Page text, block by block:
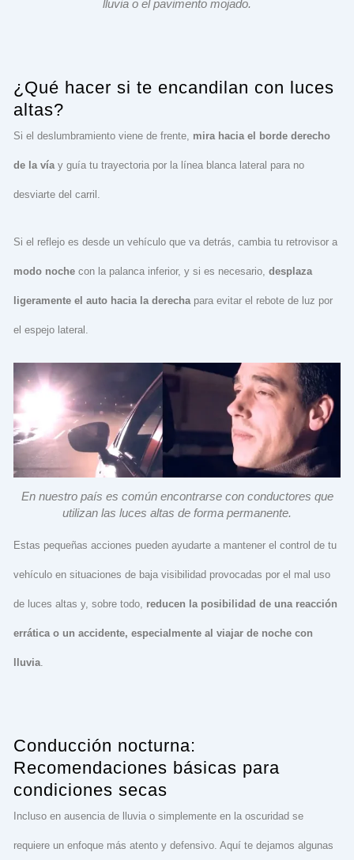
lluvia o el pavimento mojado.
¿Qué hacer si te encandilan con luces
altas?
Si el deslumbramiento viene de frente, mira hacia el borde derecho
de la víay guía tu trayectoria por la línea blanca lateral para no
desviarte del carril.
Si el reflejo es desde un vehículo que va detrás, cambia tu retrovisor a
modo noche con la palanca inferior, y si es necesario,desplaza
ligeramente el auto hacia la derechapara evitar el rebote de luz por
el espejo lateral.
En nuestro país es común encontrarse con conductores que
utilizan las luces altas de forma permanente.
Estas pequeñas acciones pueden ayudarte a mantener el control de tu
vehículo en situaciones de baja visibilidad provocadas por el mal uso
de luces altas y, sobre todo, reducen la posibilidad de una reacción
errática o un accidente, especialmente al viajar de noche con
lluvia
Conducción nocturna:
Recomendaciones básicas para
condiciones secas
Incluso en ausencia de lluvia o simplemente en la oscuridad se
requiere un enfoque más atento y defensivo. Aquí te dejamos algunas